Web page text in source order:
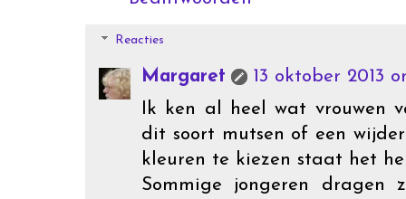
Reacties
Margaret
13 oktober 2013
Ik ken al heel wat vrouwen
dit soort mutsen of een
kleuren te kiezen staat het
Sommige jongeren dragen